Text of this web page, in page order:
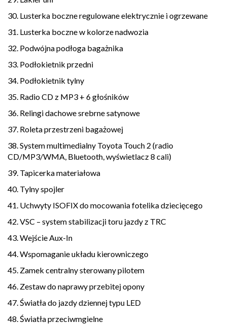
30. Lusterka boczne regulowane elektrycznie i ogrzewane
31. Lusterka boczne w kolorze nadwozia
32. Podwójna podłoga bagażnika
33. Podłokietnik przedni
34. Podłokietnik tylny
35. Radio CD z MP3 + 6 głośników
36. Relingi dachowe srebrne satynowe
37. Roleta przestrzeni bagażowej
38. System multimedialny Toyota Touch 2 (radio
CD/MP3/WMA, Bluetooth, wyświetlacz 8 cali)
39. Tapicerka materiałowa
40. Tylny spojler
41. Uchwyty ISOFIX do mocowania fotelika dziecięcego
42. VSC – system stabilizacji toru jazdy z TRC
43. Wejście Aux-In
44. Wspomaganie układu kierowniczego
45. Zamek centralny sterowany pilotem
46. Zestaw do naprawy przebitej opony
47. Światła do jazdy dziennej typu LED
48. Światła przeciwmgielne